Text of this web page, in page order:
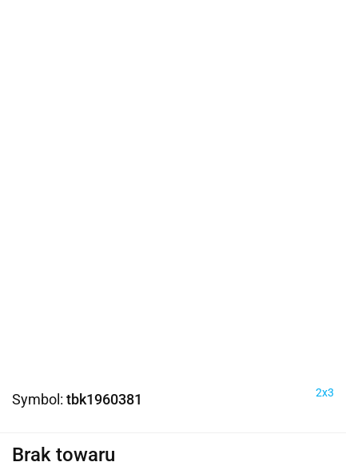
Symbol: tbk1960381 2x3
Brak towaru